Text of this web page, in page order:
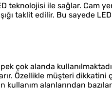
teknolojisi ile sağlar. Cam
taklit edilir. Bu sayede
çok alanda
Özellikle müşteri dikkatini
alanlarından